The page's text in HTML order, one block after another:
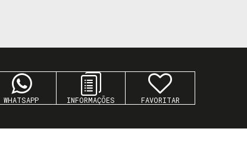
WHATSAPP FAVORITAR